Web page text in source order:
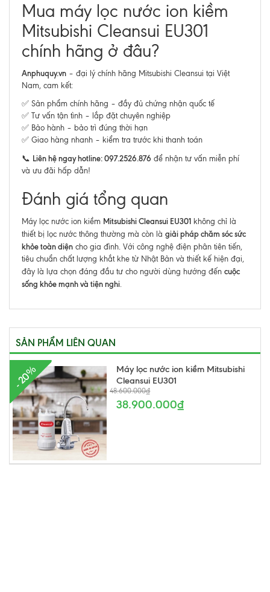
Mua máy lọc nước ion kiềm
Mitsubishi Cleansui EU301
chính hãng ở đâu?
Anphuquy.vn – đại lý chính hãng Mitsubishi Cleansui tại Việt
Nam, cam kết:
✅ Sản phẩm chính hãng – đầy đủ chứng nhận quốc tế
✅ Tư vấn tận tình – lắp đặt chuyên nghiệp
✅ Bảo hành – bảo trì đúng thời hạn
✅ Giao hàng nhanh – kiểm tra trước khi thanh toán
📞 Liên hệ ngay hotline: 097.2526.876 để nhận tư vấn miễn phí
và ưu đãi hấp dẫn!
Đánh giá tổng quan
Máy lọc nước ion kiềm Mitsubishi Cleansui EU301 không chỉ là
thiết bị lọc nước thông thường mà còn là giải pháp chăm sóc sức
khỏe toàn diện cho gia đình. Với công nghệ điện phân tiên tiến,
tiêu chuẩn chất lượng khắt khe từ Nhật Bản và thiết kế hiện đại,
đây là lựa chọn đáng đầu tư cho người dùng hướng đến cuộc
sống khỏe mạnh và tiện nghi
SẢN PHẨM LIÊN QUAN
- 20%
Máy lọc nước ion kiềm Mitsubishi
Cleansui EU301
48.600.000₫
38.900.000₫